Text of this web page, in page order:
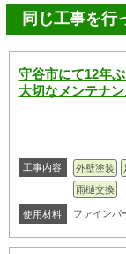
同じ工事を行
守谷市にて12年
大切なメンテナン
工事内容 外壁塗装
雨樋交換
使用材料 ファインパ